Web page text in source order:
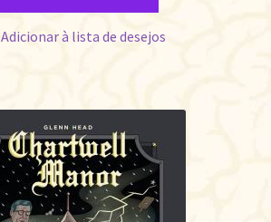
Adicionar à lista de desejos